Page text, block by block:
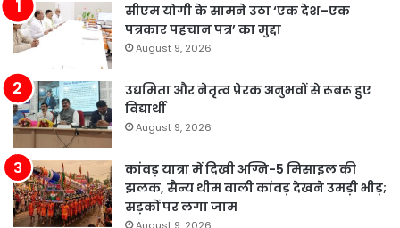
सीएम योगी के सामने उठा ‘एक देश–एक
पत्रकार पहचान पत्र’ का मुद्दा
August 9, 2026
उद्यमिता और नेतृत्व प्रेरक अनुभवों से रूबरू हुए
विद्यार्थी
August 9, 2026
कांवड़ यात्रा में दिखी अग्नि-5 मिसाइल की
झलक, सैन्य थीम वाली कांवड़ देखने उमड़ी भीड़;
सड़कों पर लगा जाम
August 9, 2026